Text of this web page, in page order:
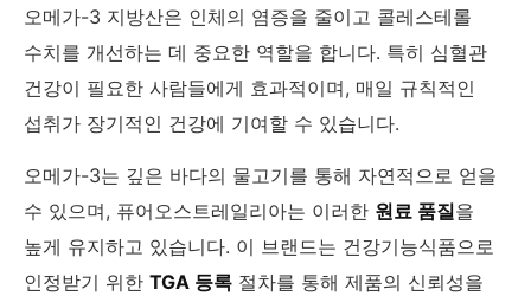
오메가-3 지방산은 인체의 염증을 줄이고 콜레스테롤
수치를 개선하는 데 중요한 역할을 합니다. 특히 심혈관
건강이 필요한 사람들에게 효과적이며, 매일 규칙적인
섭취가 장기적인 건강에 기여할 수 있습니다.
오메가-3는 깊은 바다의 물고기를 통해 자연적으로 얻을
수 있으며, 퓨어오스트레일리아는 이러한 원료 품질을
높게 유지하고 있습니다. 이 브랜드는 건강기능식품으로
인정받기 위한 TGA 등록 절차를 통해 제품의 신뢰성을